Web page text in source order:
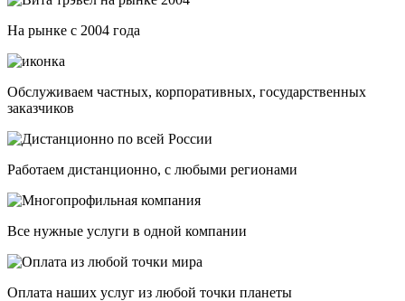
На рынке с 2004 года
Обслуживаем частных, корпоративных, государственных
заказчиков
Работаем дистанционно, с любыми регионами
Все нужные услуги в одной компании
Оплата наших услуг из любой точки планеты